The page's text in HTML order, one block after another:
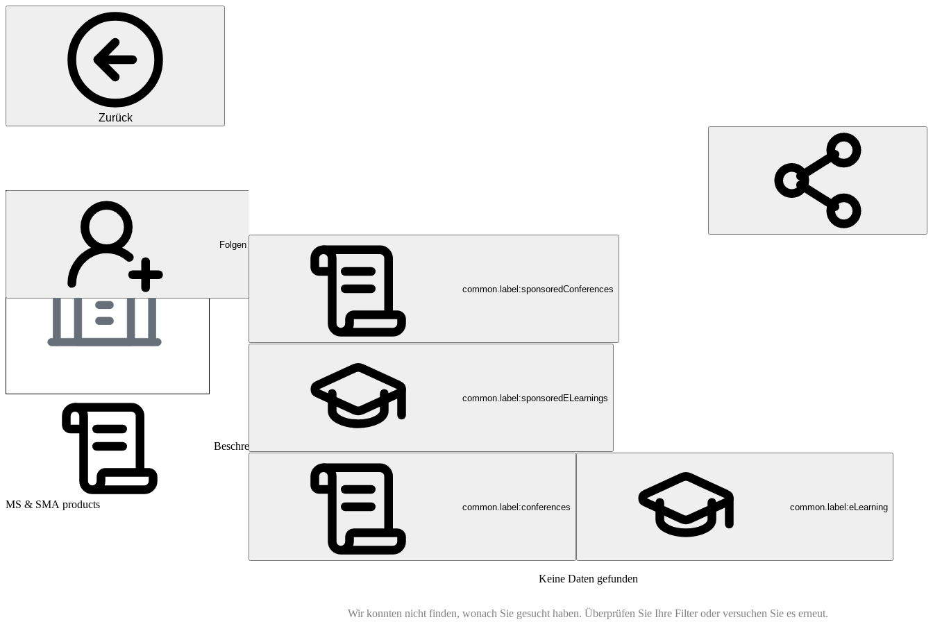
Zurück
Folgen
Beschreibung
MS & SMA products
common.label:sponsoredConferences
common.label:sponsoredELearnings
common.label:conferences common.label:eLearning
Keine Daten gefunden
Wir konnten nicht finden, wonach Sie gesucht haben. Überprüfen Sie Ihre Filter oder versuchen Sie es erneut.